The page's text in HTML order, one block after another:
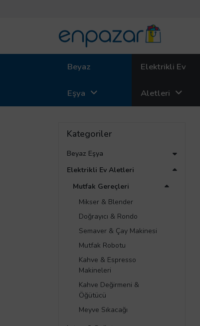
Beyaz
Eşya
Elektrikli Ev
Aletleri
Kategoriler
Beyaz Eşya
Elektrikli Ev Aletleri
Mutfak Gereçleri
Mikser & Blender
Doğrayıcı & Rondo
Semaver & Çay Makinesi
Mutfak Robotu
Kahve & Espresso
Makineleri
Kahve Değirmeni &
Öğütücü
Meyve Sıkacağı